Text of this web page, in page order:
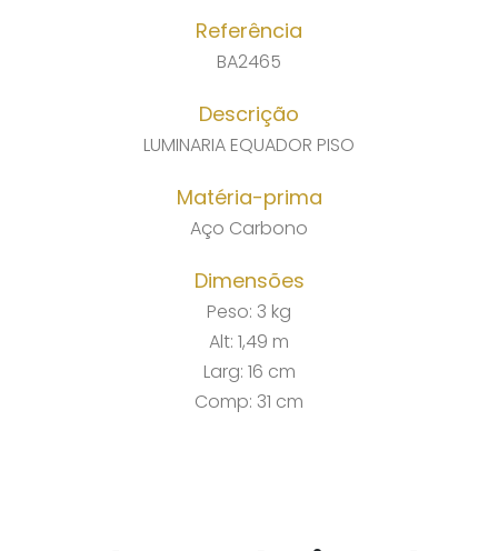
Referência
BA2465
Descrição
LUMINARIA EQUADOR PISO
Matéria-prima
Aço Carbono
Dimensões
Peso: 3 kg
Alt: 1,49 m
Larg: 16 cm
Comp: 31 cm